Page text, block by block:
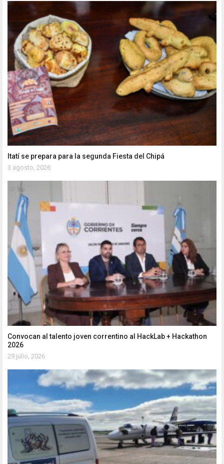
Itatí se prepara para la segunda Fiesta del Chipá
3 agosto, 2026
Convocan al talento joven correntino al HackLab + Hackathon
2026
29 julio, 2026